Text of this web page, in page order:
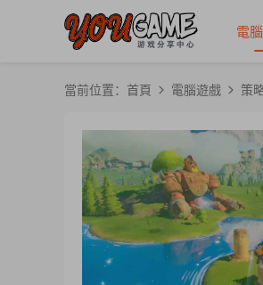
電
當前位置： 首頁 電腦遊戲 策